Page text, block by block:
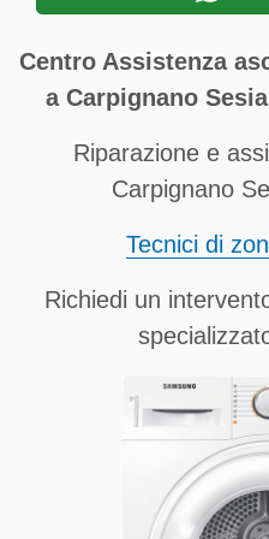
Centro Assistenza
a Carpignano Sesia
Riparazione e
Carpignano
Tecnici di
Richiedi un